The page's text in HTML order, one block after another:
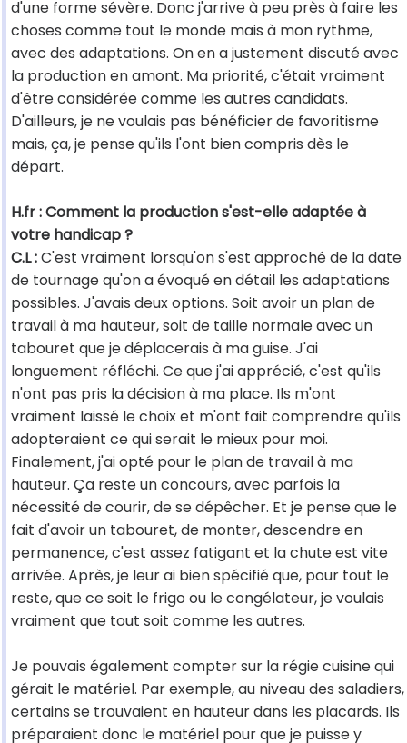
d'une forme sévère. Donc j'arrive à peu près à faire les
choses comme tout le monde mais à mon rythme,
avec des adaptations. On en a justement discuté avec
la production en amont. Ma priorité, c'était vraiment
d'être considérée comme les autres candidats.
D'ailleurs, je ne voulais pas bénéficier de favoritisme
mais, ça, je pense qu'ils l'ont bien compris dès le
départ.
H.fr : Comment la production s'est-elle adaptée à
votre handicap ?
C.L :C'est vraiment lorsqu'on s'est approché de la date
de tournage qu'on a évoqué en détail les adaptations
possibles. J'avais deux options. Soit avoir un plan de
travail à ma hauteur, soit de taille normale avec un
tabouret que je déplacerais à ma guise. J'ai
longuement réfléchi. Ce que j'ai apprécié, c'est qu'ils
n'ont pas pris la décision à ma place. Ils m'ont
vraiment laissé le choix et m'ont fait comprendre qu'ils
adopteraient ce qui serait le mieux pour moi.
Finalement, j'ai opté pour le plan de travail à ma
hauteur. Ça reste un concours, avec parfois la
nécessité de courir, de se dépêcher. Et je pense que le
fait d'avoir un tabouret, de monter, descendre en
permanence, c'est assez fatigant et la chute est vite
arrivée. Après, je leur ai bien spécifié que, pour tout le
reste, que ce soit le frigo ou le congélateur, je voulais
vraiment que tout soit comme les autres.
Je pouvais également compter sur la régie cuisine qui
gérait le matériel. Par exemple, au niveau des saladiers,
certains se trouvaient en hauteur dans les placards. Ils
préparaient donc le matériel pour que je puisse y